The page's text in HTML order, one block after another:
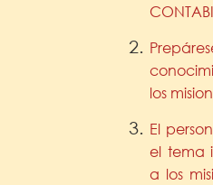
los
El
el tema
a los